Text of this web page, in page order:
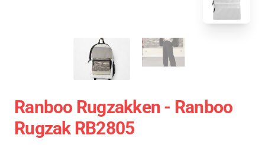
Ranboo Rugzakken - Ranboo
Rugzak RB2805